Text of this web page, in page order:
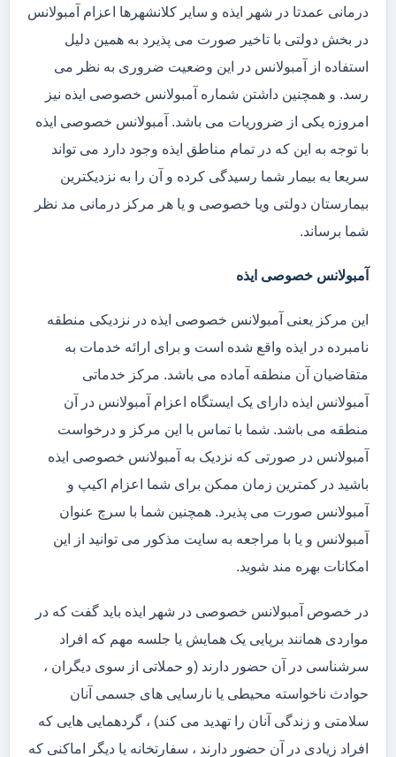
درمانی عمدتا در شهر ایذه و سایر کلانشهرها اعزام آمبولانس
در بخش دولتی با تاخیر صورت می پذیرد به همین دلیل
استفاده از آمبولانس در این وضعیت ضروری به نظر می
رسد. و همچنین داشتن شماره آمبولانس خصوصی ایذه نیز
امروزه یکی از ضروریات می باشد. آمبولانس خصوصی ایذه
با توجه به این که در تمام مناطق ایذه وجود دارد می تواند
سریعا به بیمار شما رسیدگی کرده و آن را به نزدیکترین
بیمارستان دولتی ویا خصوصی و یا هر مرکز درمانی مد نظر
شما برساند.
آمبولانس خصوصی ایذه
این مرکز یعنی آمبولانس خصوصی ایذه در نزدیکی منطقه
نامبرده در ایذه واقع شده است و برای ارائه خدمات به
متقاضیان آن منطقه آماده می باشد. مرکز خدماتی
آمبولانس ایذه دارای یک ایستگاه اعزام آمبولانس در آن
منطقه می باشد. شما با تماس با این مرکز و درخواست
آمبولانس در صورتی که نزدیک به آمبولانس خصوصی ایذه
باشید در کمترین زمان ممکن برای شما اعزام اکیپ و
آمبولانس صورت می پذیرد. همچنین شما با سرچ عنوان
آمبولانس و یا با مراجعه به سایت مذکور می توانید از این
امکانات بهره مند شوید.
در خصوص آمبولانس خصوصی در شهر ایذه باید گفت که در
مواردی همانند برپایی یک همایش یا جلسه مهم که افراد
سرشناسی در آن حضور دارند (و حملاتی از سوی دیگران ،
حوادث ناخواسته محیطی یا نارسایی های جسمی آنان
سلامتی و زندگی آنان را تهدید می کند) ، گردهمایی هایی که
افراد زیادی در آن حضور دارند ، سفارتخانه یا دیگر اماکنی که